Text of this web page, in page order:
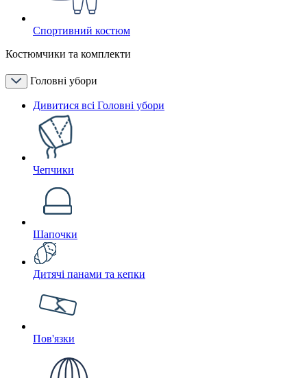
Спортивний костюм
Костюмчики та комплекти
Головні убори
Дивитися всі Головні убори
Чепчики
Шапочки
Дитячі панами та кепки
Пов'язки